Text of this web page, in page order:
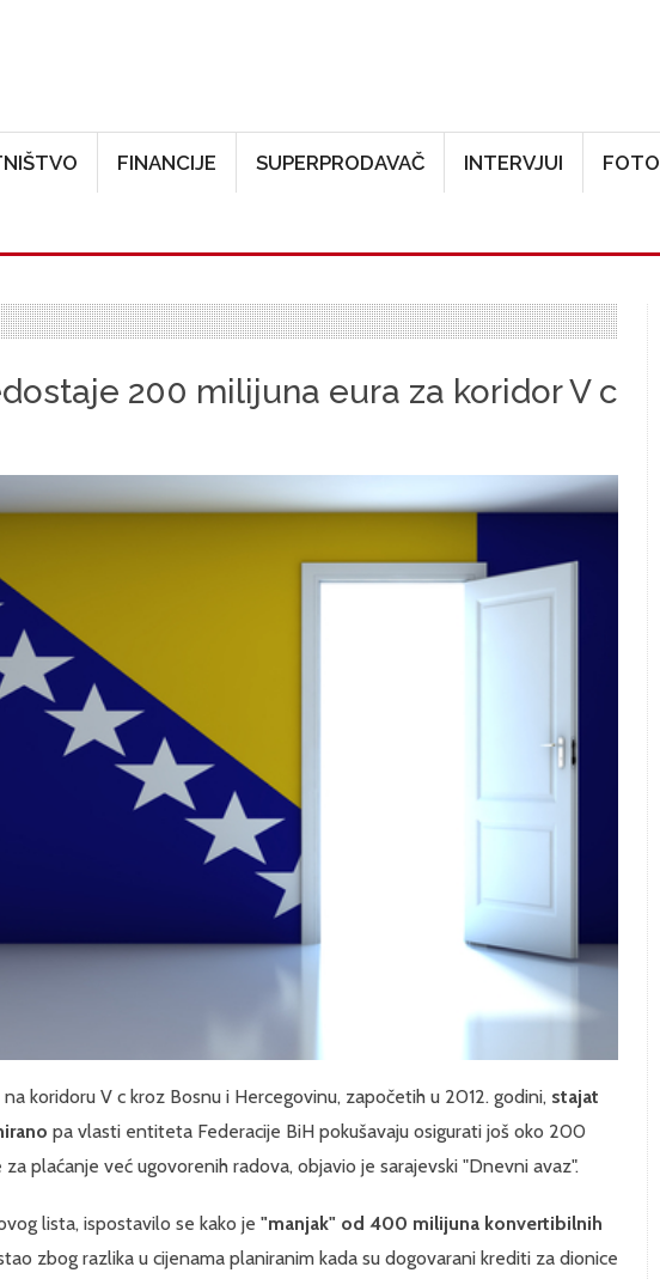
FINANCIJE SUPERPRODAVAČ INTERVJUI FOTO
200 milijuna eura za koridor V c
koridoru V c kroz Bosnu i Hercegovinu, započetih u 2012. godini, stajat
pa vlasti entiteta Federacije BiH pokušavaju osigurati još oko 200
plaćanje već ugovorenih radova, objavio je sarajevski "Dnevni avaz".
lista, ispostavilo se kako je "manjak" od 400 milijuna konvertibilnih
zbog razlika u cijenama planiranim kada su dogovarani krediti za dionice